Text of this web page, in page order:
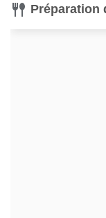
Préparation